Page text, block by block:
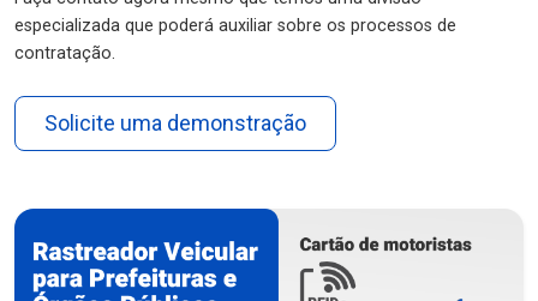
especializada que poderá auxiliar sobre os processos de
contratação.
Solicite uma demonstração